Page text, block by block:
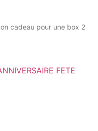
cadeau pour une box 2